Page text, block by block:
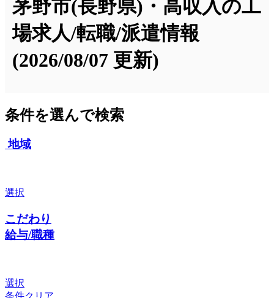
茅野市(長野県)・高収入の工
場求人/転職/派遣情報
(2026/08/07 更新)
条件を選んで検索
地域
選択
こだわり
給与/職種
選択
条件クリア